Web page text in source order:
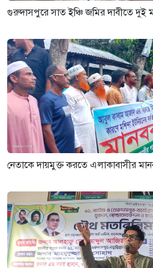
গুরুদাসপুরে সাত ইঞ্চি জমির দাবীতে দুই
নেতাকে দায়মুক্ত করতে এলাকাবাসীর